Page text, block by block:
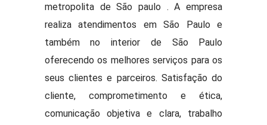
metropolita de São paulo . A empresa
realiza atendimentos em São Paulo e
também no interior de São Paulo
oferecendo os melhores serviços para os
seus clientes e parceiros. Satisfação do
cliente, comprometimento e ética,
comunicação objetiva e clara, trabalho